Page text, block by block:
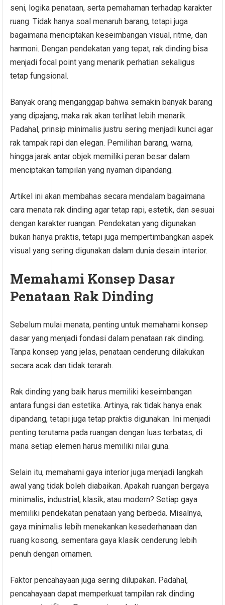
seni, logika penataan, serta pemahaman terhadap karakter
ruang. Tidak hanya soal menaruh barang, tetapi juga
bagaimana menciptakan keseimbangan visual, ritme, dan
harmoni. Dengan pendekatan yang tepat, rak dinding bisa
menjadi focal point yang menarik perhatian sekaligus
tetap fungsional.
Banyak orang menganggap bahwa semakin banyak barang
yang dipajang, maka rak akan terlihat lebih menarik.
Padahal, prinsip minimalis justru sering menjadi kunci agar
rak tampak rapi dan elegan. Pemilihan barang, warna,
hingga jarak antar objek memiliki peran besar dalam
menciptakan tampilan yang nyaman dipandang.
Artikel ini akan membahas secara mendalam bagaimana
cara menata rak dinding agar tetap rapi, estetik, dan sesuai
dengan karakter ruangan. Pendekatan yang digunakan
bukan hanya praktis, tetapi juga mempertimbangkan aspek
visual yang sering digunakan dalam dunia desain interior.
Memahami Konsep Dasar
Penataan Rak Dinding
Sebelum mulai menata, penting untuk memahami konsep
dasar yang menjadi fondasi dalam penataan rak dinding.
Tanpa konsep yang jelas, penataan cenderung dilakukan
secara acak dan tidak terarah.
Rak dinding yang baik harus memiliki keseimbangan
antara fungsi dan estetika. Artinya, rak tidak hanya enak
dipandang, tetapi juga tetap praktis digunakan. Ini menjadi
penting terutama pada ruangan dengan luas terbatas, di
mana setiap elemen harus memiliki nilai guna.
Selain itu, memahami gaya interior juga menjadi langkah
awal yang tidak boleh diabaikan. Apakah ruangan bergaya
minimalis, industrial, klasik, atau modern? Setiap gaya
memiliki pendekatan penataan yang berbeda. Misalnya,
gaya minimalis lebih menekankan kesederhanaan dan
ruang kosong, sementara gaya klasik cenderung lebih
penuh dengan ornamen.
Faktor pencahayaan juga sering dilupakan. Padahal,
pencahayaan dapat memperkuat tampilan rak dinding